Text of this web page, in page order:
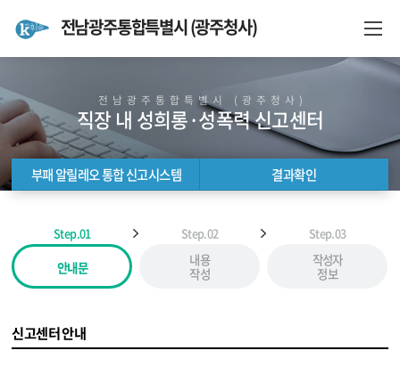
전남광주통합특별시 (광주청사)
부패 알릴레오 통합 신고시스템
결과확인
전남광주통합특별시 (광주청사)
직장 내 성희롱·성폭력 신고센터
부패 알릴레오 통합 신고시스템 결과확인
Step.01
안내문
Step.02
내용
작성
Step.03
작성자
정보
신고센터 안내